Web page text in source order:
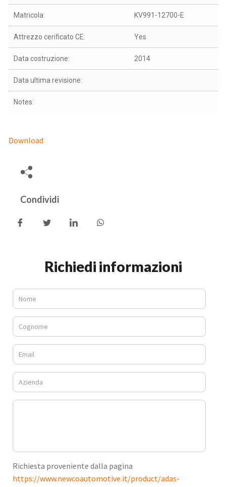
Matricola: KV991-12700-E
Attrezzo cerificato CE: Yes
Data costruzione: 2014
Data ultima revisione:
Notes:
Download
Condividi
Richiedi informazioni
Richiesta proveniente dalla pagina
https://www.newcoautomotive.it/product/adas-